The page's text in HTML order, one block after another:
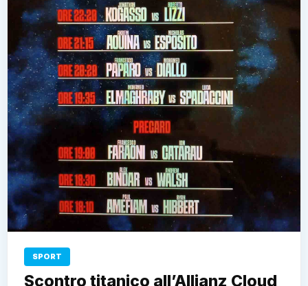
SPORT
Scontro titanico all’Allianz Cloud